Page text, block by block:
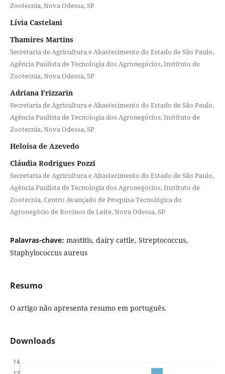
Zootecnia, Nova Odessa, SP
Lívia Castelani
Thamires Martins
Secretaria de Agricultura e Abastecimento do Estado de São Paulo,
Agência Paulista de Tecnologia dos Agronegócios, Instituto de
Zootecnia, Nova Odessa, SP
Adriana Frizzarin
Secretaria de Agricultura e Abastecimento do Estado de São Paulo,
Agência Paulista de Tecnologia dos Agronegócios, Instituto de
Zootecnia, Nova Odessa, SP
Heloisa de Azevedo
Cláudia Rodrigues Pozzi
Secretaria de Agricultura e Abastecimento do Estado de São Paulo,
Agência Paulista de Tecnologia dos Agronegócios, Instituto de
Zootecnia, Centro Avançado de Pesquisa Tecnológica do
Agronegócio de Bovinos de Leite, Nova Odessa, SP
Palavras-chave: mastitis, dairy cattle, Streptococcus,
Staphylococcus aureus
Resumo
O artigo não apresenta resumo em português.
Downloads